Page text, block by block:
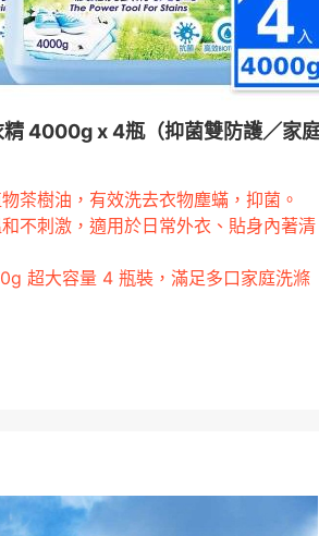
精 4000g x 4瓶（抑菌雙防護／家
茶樹油，有效洗去衣物塵蟎，抑菌。
不刺激，適用於日常外衣、貼身內著清
超大容量 4 瓶裝，滿足多口家庭洗滌